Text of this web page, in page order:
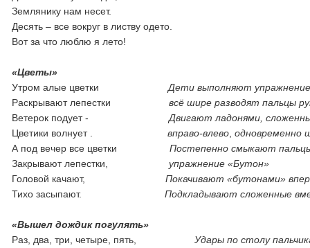
Землянику нам несет.
Десять – все вокруг в листву одето.
Вот за что люблю я лето!
«Цветы»
Утром алые цветкиДети выполняют
Раскрывают лепесткивсё шире разводят пальцы
Ветерок подует -Двигают ладонями,
Цветики волнует .вправо-влево ,одновременно
А под вечер все цветкиПостепенно смыкают
Закрывают лепестки,упражнение «Бутон»
Головой качают,Покачивают «бутонами»
Тихо засыпают.Подкладывают сложенные
«Вышел дождик погулять»
Раз, два, три, четыре, пять,Удары по столу